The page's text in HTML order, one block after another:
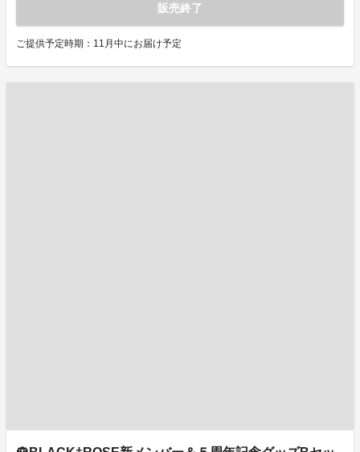
販売終了
ご提供予定時期：11月中にお届け予定